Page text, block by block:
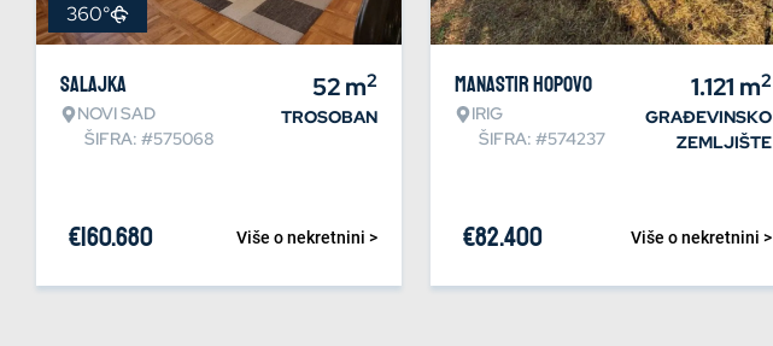
360°
Salajka
NOVI SAD
ŠIFRA: #575068
52m2
TROSOBAN
Više o nekretnini >
€160.680
Manastir Hopovo
IRIG
ŠIFRA: #574237
1.121 m2
GRAĐEVINSKO
ZEMLJIŠTE
Više o nekretnini >
€82.400